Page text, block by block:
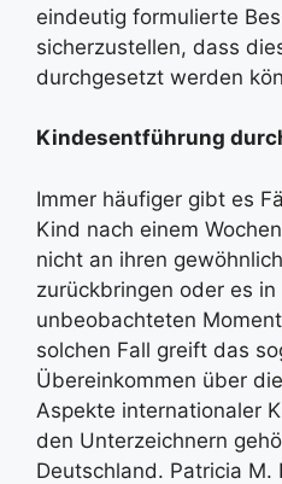
eindeutig formulierte
sicherzustellen, dass
durchgesetzt werden
Kindesentführung
Immer häufiger gibt es
Kind nach einem
nicht an ihren
zurückbringen oder es in
unbeobachteten
solchen Fall greift das
Übereinkommen über
Aspekte internationaler
den Unterzeichnern
Deutschland. Patricia M.